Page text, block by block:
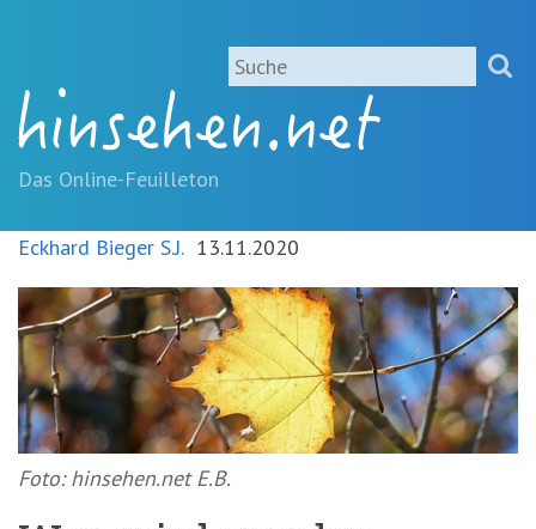
springen
(Accesskey
'1')Zur
springen
'3')Zur
Suche
springen
(Accesskey
'2')
Suche
Das Online-Feuilleton
Eckhard Bieger S.J. 13.11.2020
Foto: hinsehen.net E.B.